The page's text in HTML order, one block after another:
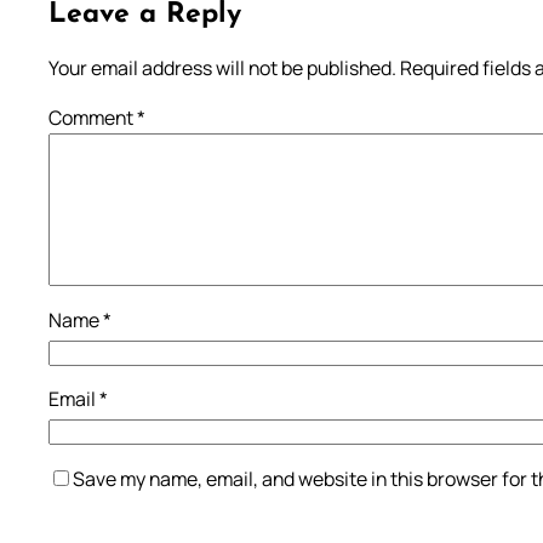
Leave a Reply
Your email address will not be published. Required fields
Comment*
Name*
Email*
Save my name, email, and website in this browser for